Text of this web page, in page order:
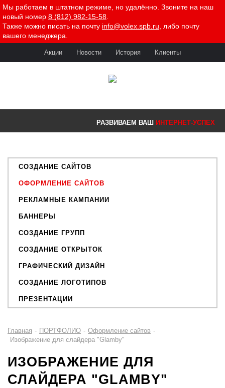
Мы работаем в штатном режиме, но удалённо. Звоните на наш
новый номер 8 (812) 982-15-58
Также можно писать на почту info@volex.spb.ru , либо почту
вашего менеджера.
Акции Новости История Клиенты
РАЗВИВАЕМ ВАШ ИНТЕРНЕТ-УСПЕХ
СОЗДАНИЕ САЙТОВ
ОФОРМЛЕНИЕ САЙТОВ
РЕКЛАМНЫЕ КАМПАНИИ
БАННЕРЫ
СОЗДАНИЕ ГРУПП
СОЗДАНИЕ ОТКРЫТОК
ГРАФИЧЕСКИЙ ДИЗАЙН
СОЗДАНИЕ ЛОГОТИПОВ
ПРЕЗЕНТАЦИИ
Главная - ПОРТФОЛИО - Оформление сайтов -
Изображение для слайдера "Glamby"
ИЗОБРАЖЕНИЕ ДЛЯ
СЛАЙДЕРА "GLAMBY"